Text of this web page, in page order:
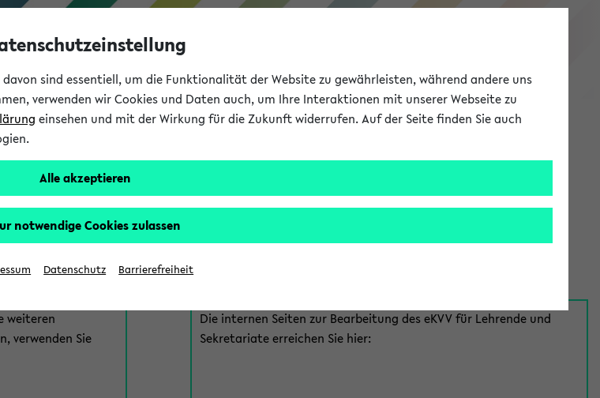
eKVV
Bitte wählen Sie die für Sie richtige aus:
weiteren
verwenden Sie
eKVV für Mitarbeiter*innen
Die internen Seiten zur Bearbeitung des eKVV für Lehrende und
Sekretariate erreichen Sie hier:
sind essentiell, um die Funktionalität der Website zu gewährleisten, während andere uns
verwenden wir Cookies und Daten auch, um Ihre Interaktionen mit unserer Webseite zu
einsehen und mit der Wirkung für die Zukunft widerrufen. Auf der Seite finden Sie auch
Alle akzeptieren
notwendige Cookies zulassen
Datenschutz Barrierefreiheit